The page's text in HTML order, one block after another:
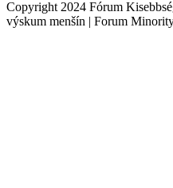
Copyright 2024 Fórum
výskum menšín | Forum